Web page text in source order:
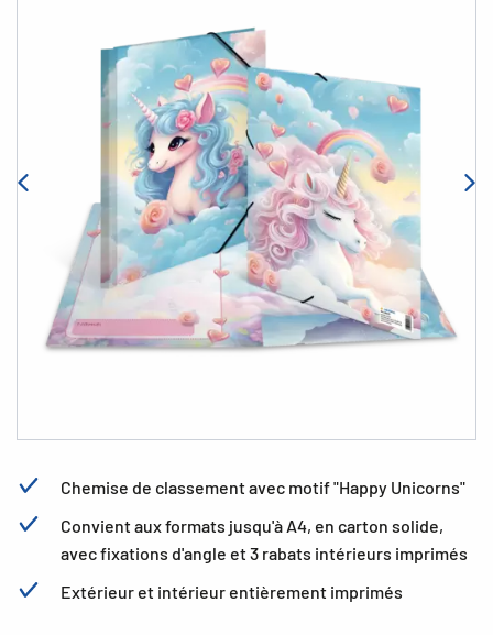
Chemise de classement avec motif "Happy Unicorns"
Convient aux formats jusqu'à A4, en carton solide,
avec fixations d'angle et 3 rabats intérieurs imprimés
Extérieur et intérieur entièrement imprimés